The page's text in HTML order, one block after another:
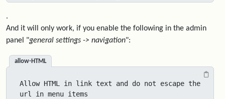
.
And it will only work, if you enable the following in the admin
panel "general settings -> navigation":
allow-HTML
Allow HTML in link text and do not escape the
url in menu items